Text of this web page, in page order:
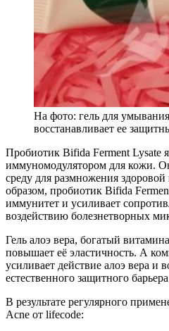
На фото: гель для
восстанавливает ее
Пробиотик Bifida Ferment Lysate
иммуномодулятором для кожи.
среду для размножения
образом, пробиотик Bifida
иммунитет и усиливает
воздействию болезнетворных
Гель алоэ вера, богатый
повышает её эластичность. А
усиливает действие алоэ вера и
естественного защитного
В результате регулярного
Acne от lifecode: